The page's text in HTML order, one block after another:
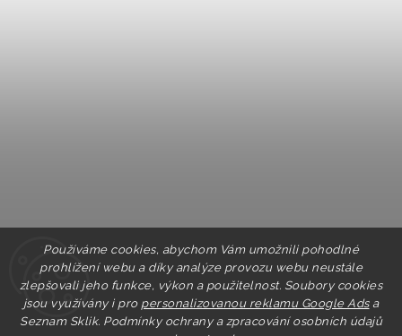
Používáme cookies, abychom Vám umožnili pohodlné
prohlížení webu a díky analýze provozu webu neustále
zlepšovali jeho funkce, výkon a použitelnost. Soubory cookies
jsou využívány i pro personalizovanou reklamu Google Adsa
Seznam Sklik. Podmínky ochrany a zpracování osobních údajů